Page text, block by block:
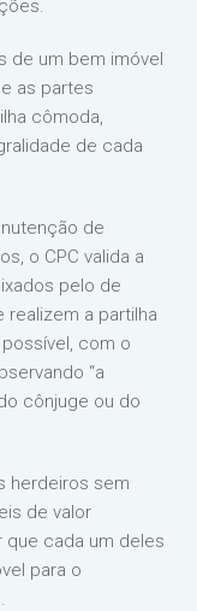
de um bem imóvel
as partes
cômoda,
de cada
de
o CPC valida a
pelo de
realizem a partilha
com o
“a
cônjuge ou do
herdeiros sem
de valor
que cada um deles
para o